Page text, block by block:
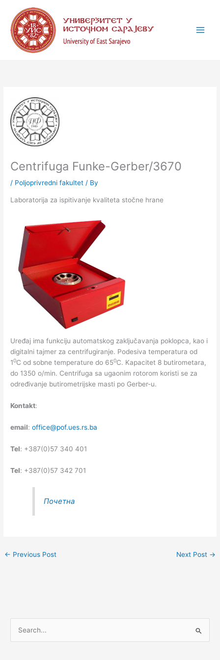
content
Centrifuga Funke-Gerber/3670
/ Poljoprivredni fakultet / By
Laboratorija za ispitivanje kvaliteta stočne hrane
Uređaj ima funkciju automatskog zaključavanja poklopca, kao i
digitalni tajmer za centrifugiranje. Podesiva temperatura od
10C od sobne temperature do 650C. Kapacitet 8 butirometara,
do 1350 o/min. Centrifuga sa ugaonim rotorom koristi se za
određivanje butirometrijske masti po Gerber-u.
Kontakt:
email:office@pof.ues.rs.ba
Tel: +387(0)57 340 401
Tel: +387(0)57 342 701
Почетна
← Previous Post Next Post →
a
t
e
s